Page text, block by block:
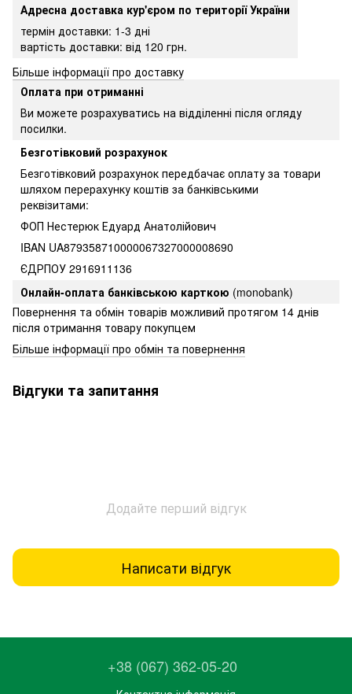
Адресна доставка кур'єром по території України
термін доставки: 1-3 дні
вартість доставки: від 120 грн.
Більше інформації про доставку
Оплата при отриманні
Ви можете розрахуватись на відділенні після огляду
посилки.
Безготівковий розрахунок
Безготівковий розрахунок передбачає оплату за товари
шляхом перерахунку коштів за банківськими
реквізитами:
ФОП Нестерюк Едуард Анатолійович
IBAN UA879358710000067327000008690
ЄДРПОУ 2916911136
Онлайн-оплата банківською карткою (monobank)
Повернення та обмін товарів можливий протягом 14 днів
після отримання товару покупцем
Більше інформації про обмін та повернення
Відгуки та запитання
Додайте перший відгук
Написати відгук
+38 (067) 362-05-20